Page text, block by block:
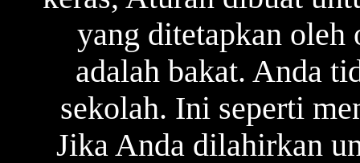
yang ditetapkan oleh
adalah bakat. Anda
sekolah. Ini seperti
Jika Anda dilahirkan